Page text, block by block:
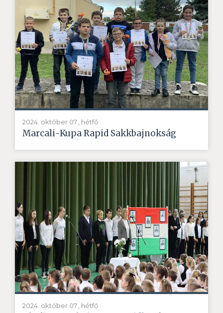
2024. október 07., hétfő
Marcali-Kupa Rapid Sakkbajnokság
2024. október 07., hétfő